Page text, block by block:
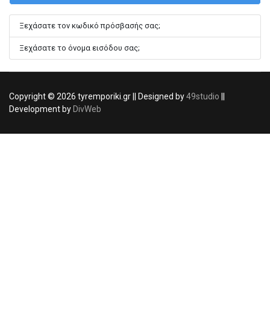
Ξεχάσατε τον κωδικό πρόσβασής σας;
Ξεχάσατε το όνομα εισόδου σας;
Copyright © 2026 tyremporiki.gr || Designed by49studio
Development by DivWeb